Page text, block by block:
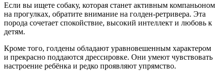
Если вы ищете собаку, которая станет активным компаньоном
на прогулках, обратите внимание на голден-ретривера. Эта
порода сочетает спокойствие, высокий интеллект и любовь к
детям.
Кроме того, голдены обладают уравновешенным характером
и прекрасно поддаются дрессировке. Они умеют чувствовать
настроение ребёнка и редко проявляют упрямство.